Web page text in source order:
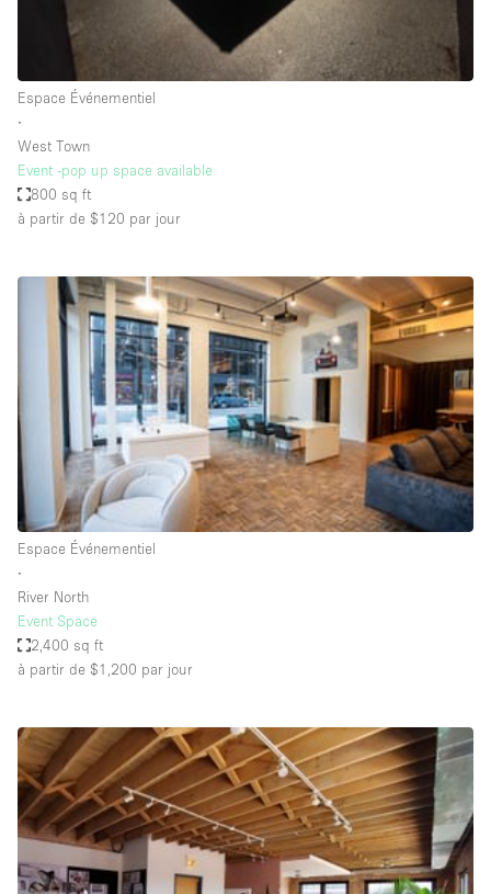
Salle
Salle de Réunion
Salon Beauté / Coiffure
Studio Photo / Tournage
Caractéristiques de l'espace
Accès aux handicapés
Air conditionné
Animals Friendly
Ascenseur
Bar
Comptoir
Cuisine
De plain-pied
Entrée Large
Espace Avec Vue
Espace Brut
Espace Événementiel
∙
West Town
Event -pop up space available
800 sq ft
à partir de $120 par jour
Espace Événementiel
∙
River North
Event Space
2,400 sq ft
à partir de $1,200 par jour